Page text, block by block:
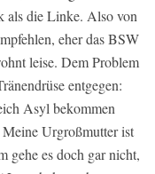
als die Linke. Also von
eher das BSW
leise. Dem Problem
entgegen:
Asyl bekommen
Urgroßmutter ist
gehe es doch gar nicht,